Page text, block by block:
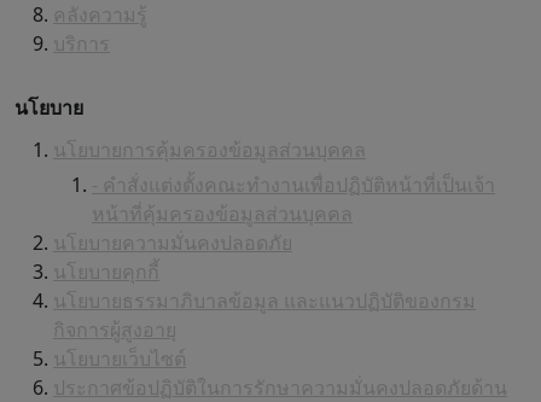
คลังความรู้
บริการ
นโยบาย
นโยบายการคุ้มครองข้อมูลส่วนบุคคล
- คำสั่งแต่งตั้งคณะทำงานเพื่อปฏิบัติหน้าที่เป็นเจ้า
หน้าที่คุ้มครองข้อมูลส่วนบุคคล
นโยบายความมั่นคงปลอดภัย
นโยบายคุกกี้
นโยบายธรรมาภิบาลข้อมูล และแนวปฏิบัติของกรม
กิจการผู้สูงอายุ
นโยบายเว็บไซต์
ประกาศข้อปฏิบัติในการรักษาความมั่นคงปลอดภัยด้าน